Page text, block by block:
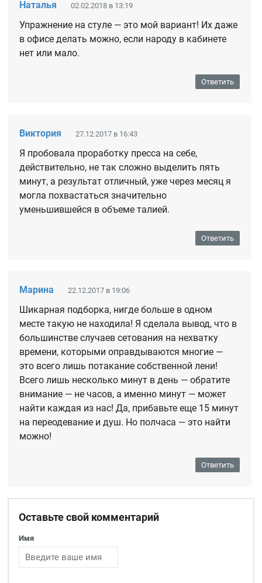
Наталья 02.02.2018 в 13:19
Упражнение на стуле — это мой вариант! Их даже
в офисе делать можно, если народу в кабинете
нет или мало.
Ответить
Виктория 27.12.2017 в 16:43
Я пробовала проработку пресса на себе,
действительно, не так сложно выделить пять
минут, а результат отличный, уже через месяц я
могла похвастаться значительно
уменьшившейся в объеме талией.
Ответить
Марина 22.12.2017 в 19:06
Шикарная подборка, нигде больше в одном
месте такую не находила! Я сделала вывод, что в
большинстве случаев сетования на нехватку
времени, которыми оправдываются многие —
это всего лишь потакание собственной лени!
Всего лишь несколько минут в день — обратите
внимание — не часов, а именно минут — может
найти каждая из нас! Да, прибавьте еще 15 минут
на переодевание и душ. Но полчаса — это найти
можно!
Ответить
Оставьте свой комментарий
Имя